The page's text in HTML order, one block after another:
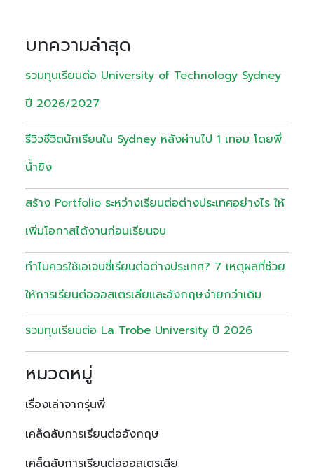
บทความล่าสุด
รวมทุนเรียนต่อ University of Technology Sydney
ปี 2026/2027
รีวิวชีวิตนักเรียนใน Sydney หลังผ่านไป 1 เทอม โดยพี่
น้ำขิง
สร้าง Portfolio ระหว่างเรียนต่อต่างประเทศอย่างไร ให้
เพิ่มโอกาสได้งานก่อนเรียนจบ
ทำไมควรใช้เอเจนซี่เรียนต่อต่างประเทศ? 7 เหตุผลที่ช่วย
ให้การเรียนต่อออสเตรเลียและอังกฤษง่ายกว่าเดิม
รวมทุนเรียนต่อ La Trobe University ปี 2026
หมวดหมู่
เรื่องเล่าจากรุ่นพี่
เคล็ดลับการเรียนต่ออังกฤษ
เคล็ดลับการเรียนต่อออสเตรเลีย